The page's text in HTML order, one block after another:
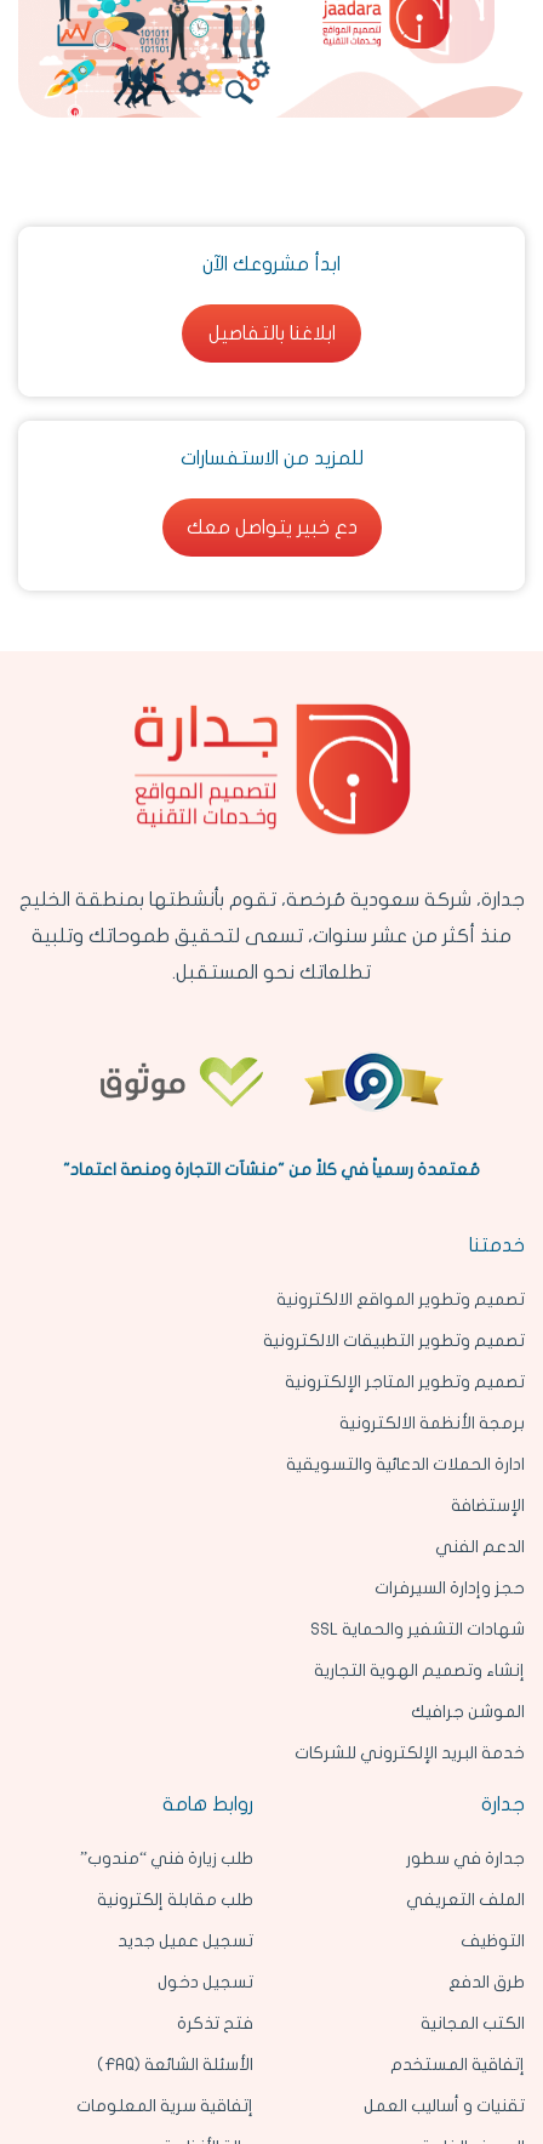
ابدأ مشروعك الآن
ابلاغنا بالتفاصيل
ابلاغنا بالتفاصيل
للمزيد من الاستفسارات
دع خبير يتواصل معك
دع خبير يتواصل معك
جدارة، شركة سعودية مُرخصة، تقوم بأنشطتها بمنطقة الخليج
منذ أكثر من عشر سنوات، تسعى لتحقيق طموحاتك وتلبية
تطلعاتك نحو المستقبل.
مُعتمدة رسمياً في كلاً من "منشآت التجارة ومنصة اعتماد"
جدارة
جدارة في سطور
الملف التعريفي
التوظيف
طرق الدفع
الكتب المجانية
إتفاقية المستخدم
تقنيات و أساليب العمل
خدمتنا
تصميم وتطوير المواقع الالكترونية
تصميم وتطوير التطبيقات الالكترونية
تصميم وتطوير المتاجر الإلكترونية
برمجة الأنظمة الالكترونية
ادارة الحملات الدعائية والتسويقية
الإستضافة
الدعم الفني
حجز وإدارة السيرفرات
شهادات التشفير والحماية SSL
إنشاء وتصميم الهوية التجارية
الموشن جرافيك
خدمة البريد الإلكتروني للشركات
روابط هامة
طلب زيارة فني “مندوب”
طلب مقابلة إلكترونية
تسجيل عميل جديد
تسجيل دخول
فتح تذكرة
الأسئلة الشائعة (FAQ)
إتفاقية سرية المعلومات